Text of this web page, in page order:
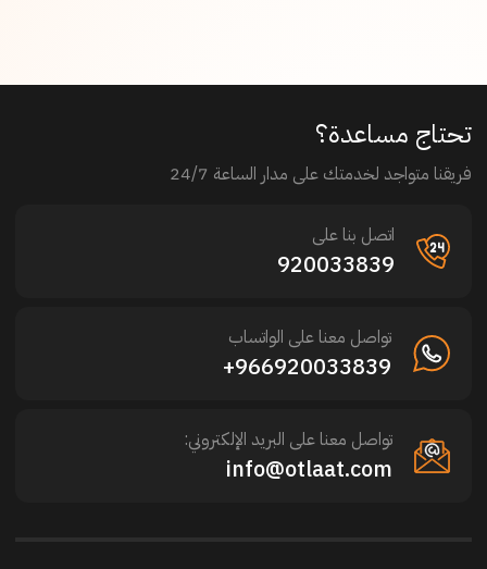
تحتاج مساعدة؟
فريقنا متواجد لخدمتك على مدار الساعة 24/7
اتصل بنا على
920033839
تواصل معنا على الواتساب
966920033839+
تواصل معنا على البريد الإلكتروني:
info@otlaat.com